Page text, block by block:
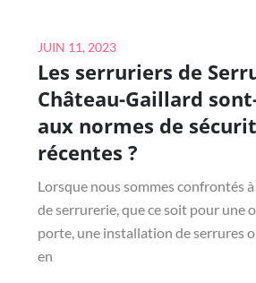
Posted
on
JUIN 11, 2023
Les serruriers de
Château-Gaillard
aux normes de
récentes ?
Lorsque nous sommes confrontés
de serrurerie, que ce soit pour une
porte, une installation de serrures
en